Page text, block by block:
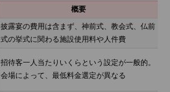
概要
披露宴の費用は含まず、神前式、教会式、仏前
式の挙式に関わる施設使用料や人件費
招待客一人当たりいくらという設定が一般的。
会場によって、最低料金選定が異なる